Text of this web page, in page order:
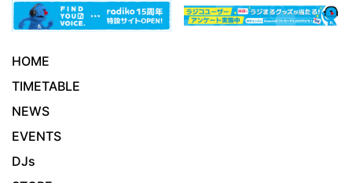
HOME
TIMETABLE
NEWS
EVENTS
DJs